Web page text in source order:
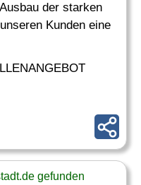
der starken
Kunden eine
gefunden